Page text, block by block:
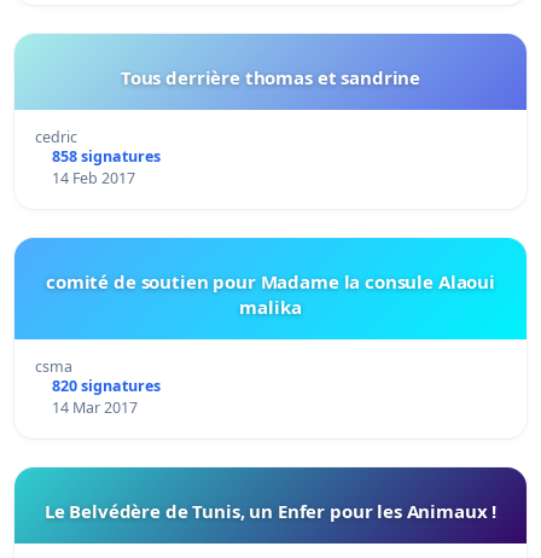
Tous derrière thomas et sandrine
cedric
858 signatures
14 Feb 2017
comité de soutien pour Madame la consule Alaoui
malika
csma
820 signatures
14 Mar 2017
Le Belvédère de Tunis, un Enfer pour les Animaux !